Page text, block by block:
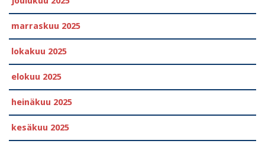
marraskuu 2025
lokakuu 2025
elokuu 2025
heinäkuu 2025
kesäkuu 2025